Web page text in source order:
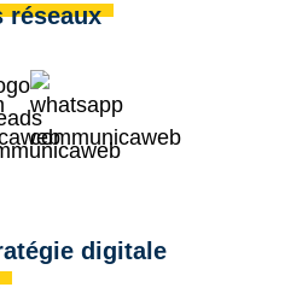
digitale
réseaux